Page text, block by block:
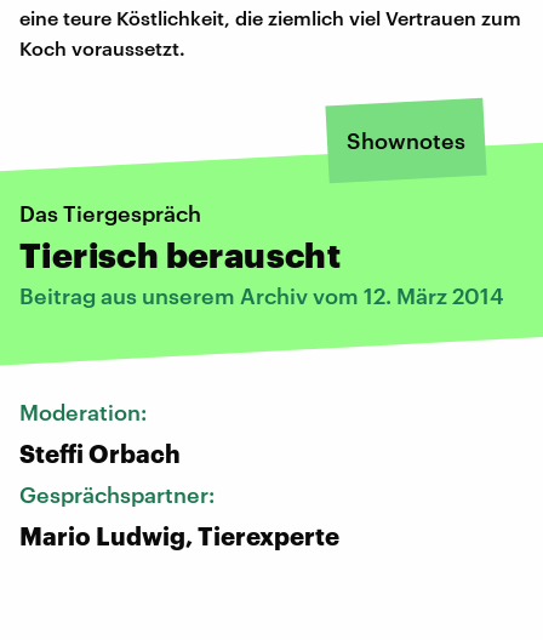
eine teure Köstlichkeit, die ziemlich viel Vertrauen zum
Koch voraussetzt.
Shownotes
Das Tiergespräch
Tierisch berauscht
Beitrag aus unserem Archiv vom 12. März 2014
Moderation:
Steffi Orbach
Gesprächspartner:
Mario Ludwig, Tierexperte